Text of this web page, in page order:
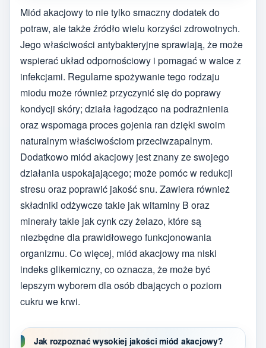
Miód akacjowy to nie tylko smaczny dodatek do
potraw, ale także źródło wielu korzyści zdrowotnych.
Jego właściwości antybakteryjne sprawiają, że może
wspierać układ odpornościowy i pomagać w walce z
infekcjami. Regularne spożywanie tego rodzaju
miodu może również przyczynić się do poprawy
kondycji skóry; działa łagodząco na podrażnienia
oraz wspomaga proces gojenia ran dzięki swoim
naturalnym właściwościom przeciwzapalnym.
Dodatkowo miód akacjowy jest znany ze swojego
działania uspokajającego; może pomóc w redukcji
stresu oraz poprawić jakość snu. Zawiera również
składniki odżywcze takie jak witaminy B oraz
minerały takie jak cynk czy żelazo, które są
niezbędne dla prawidłowego funkcjonowania
organizmu. Co więcej, miód akacjowy ma niski
indeks glikemiczny, co oznacza, że może być
lepszym wyborem dla osób dbających o poziom
cukru we krwi.
Jak rozpoznać wysokiej jakości miód akacjowy?